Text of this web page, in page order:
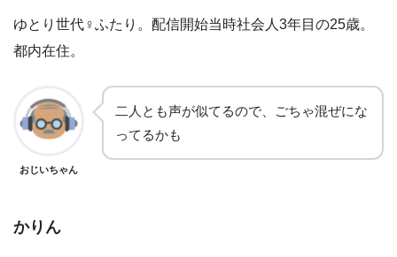
ゆとり世代♀ふたり。配信開始当時社会人3年目の25歳。
都内在住。
おじいちゃん
二人とも声が似てるので、ごちゃ混ぜにな
ってるかも
かりん